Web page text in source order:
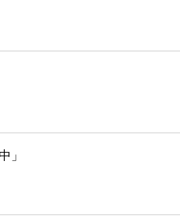
」